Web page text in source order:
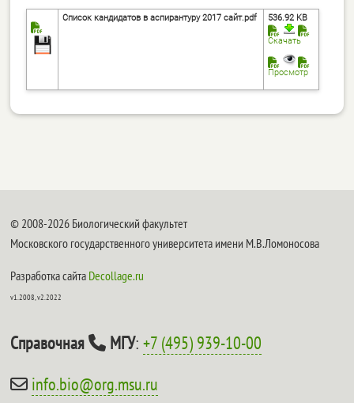
Список кандидатов в аспирантуру 2017 сайт.pdf 536.92 KB
Скачать
Просмотр
© 2008-2026 Биологический факультет
Московского государственного университета имени М.В.Ломоносова
Разработка сайта Decollage.ru
v1.2008, v2.2022
Справочная МГУ:+7 (495) 939-10-00
info.bio@org.msu.ru